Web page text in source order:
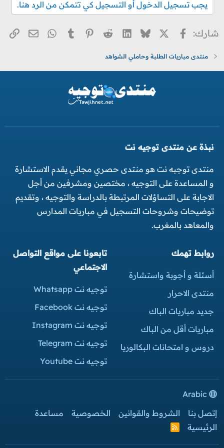
يجب تسجيل الدخول أو التسجيل كي تتمكن من الرد هنا.
شارك: فيسبوك
X
Bluesky
LinkedIn
Reddit
Pinterest
Tumblr
WhatsApp
البريد
منتدى مباريات الطلبة وحاملي الشواهد
نبذة عن منتدى توجيه نت
منتدى توجبه نت هو منتدى حصري مجاني يقدم الاستشارة
و المساعدة على التوجيه ، مختصين ومشرفين من أجل
الاجابة على التساؤلات المرتبطة بالدراسة والتوجيه ، وتقديم
توضيحات وشروحات التسجيل في مباريات المدارس
والمعاهد بالمغرب.
روابط تهمك
أسئلة و أجوبة واستشارة
منتدى الاحرار
جديد مباريات الباك
مباريات أقل من الباك
دروس و امتحانات البكالوريا
تابعونا على مواقع التواصل
الاجتماعي
توجيه نت Whatsapp
توجيه نت Facebook
توجيه نت Instagram
توجيه نت Telegram
توجيه نت Youtube
إتصل بنا
الشروط والقوانين الخصوصية
مساعدة
الرئيسية
R
S